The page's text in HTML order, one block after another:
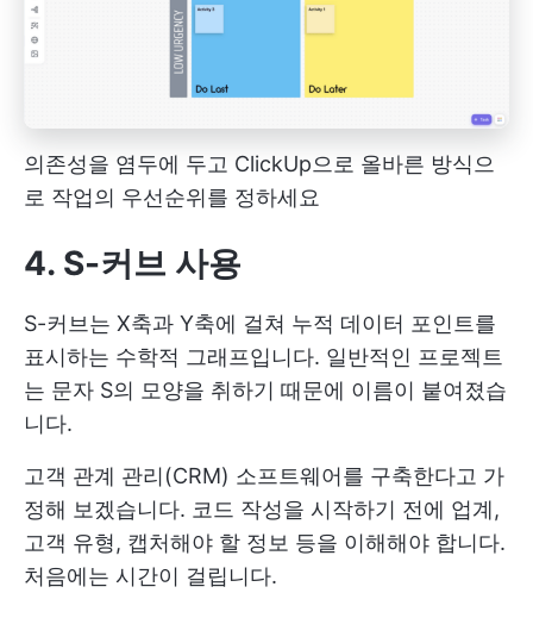
의존성을 염두에 두고 ClickUp으로 올바른 방식으
로 작업의 우선순위를 정하세요
4. S-커브 사용
S-커브는 X축과 Y축에 걸쳐 누적 데이터 포인트를
표시하는 수학적 그래프입니다. 일반적인 프로젝트
는 문자 S의 모양을 취하기 때문에 이름이 붙여졌습
니다.
고객 관계 관리(CRM) 소프트웨어를 구축한다고 가
정해 보겠습니다. 코드 작성을 시작하기 전에 업계,
고객 유형, 캡처해야 할 정보 등을 이해해야 합니다.
처음에는 시간이 걸립니다.